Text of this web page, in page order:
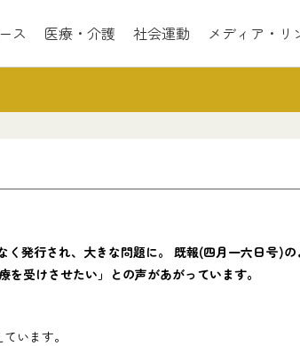
ス 医療・介護 社会運動 メディア・リ
発行され、大きな問題に。 既報(四月一六日号)
受けさせたい」との声があがっています。
います。